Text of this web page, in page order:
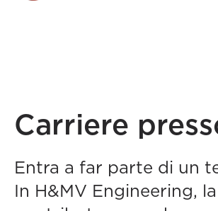
Carriere
Entra a far parte di un
In H&MV Engineering,